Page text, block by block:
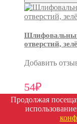
отверстий,
Добавить
54₽
Продолжая